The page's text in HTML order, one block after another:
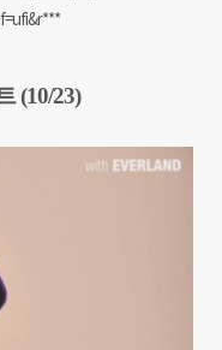
(10/23)